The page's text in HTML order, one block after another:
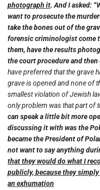
photograph it. And I asked:
want to prosecute the
take the bones out of the
forensic criminologist come
them, have the results
the court procedure and then
have preferred that the grave
grave is opened and none of
smallest violation of Jewish
only problem was that part of
can speak a little bit more
discussing it with was the
became the President of
not want to say anything
that they would do what I
publicly, because they
an exhumation